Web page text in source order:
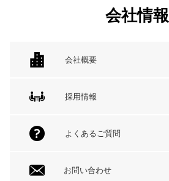
会社情報
会社概要
採用情報
よくあるご質問
お問い合わせ